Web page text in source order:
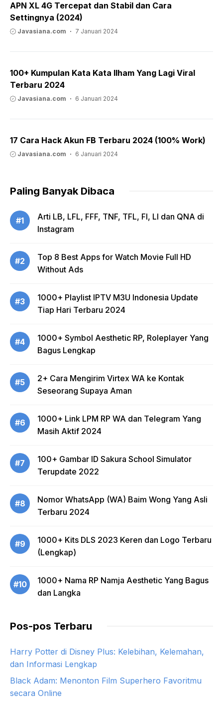
APN XL 4G Tercepat dan Stabil dan Cara
Settingnya (2024)
Javasiana.com 7 Januari 2024
100+ Kumpulan Kata Kata Ilham Yang Lagi Viral
Terbaru 2024
Javasiana.com 6 Januari 2024
17 Cara Hack Akun FB Terbaru 2024 (100% Work)
Javasiana.com 6 Januari 2024
Paling Banyak Dibaca
#1
Arti LB, LFL, FFF, TNF, TFL, FI, LI dan QNA di
Instagram
#2
Top 8 Best Apps for Watch Movie Full HD
Without Ads
#3
1000+ Playlist IPTV M3U Indonesia Update
Tiap Hari Terbaru 2024
#4
1000+ Symbol Aesthetic RP, Roleplayer Yang
Bagus Lengkap
#5
2+ Cara Mengirim Virtex WA ke Kontak
Seseorang Supaya Aman
#6
1000+ Link LPM RP WA dan Telegram Yang
Masih Aktif 2024
#7
100+ Gambar ID Sakura School Simulator
Terupdate 2022
#8
Nomor WhatsApp (WA) Baim Wong Yang Asli
Terbaru 2024
#9
1000+ Kits DLS 2023 Keren dan Logo Terbaru
(Lengkap)
#10
1000+ Nama RP Namja Aesthetic Yang Bagus
dan Langka
Pos-pos Terbaru
Harry Potter di Disney Plus: Kelebihan, Kelemahan,
dan Informasi Lengkap
Black Adam: Menonton Film Superhero Favoritmu
secara Online